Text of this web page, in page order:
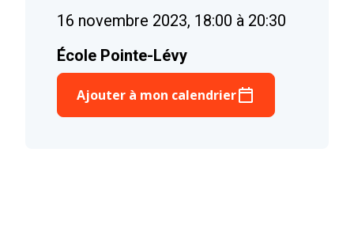
16 novembre 2023, 18:00 à 20:30
École Pointe-Lévy
Ajouter à mon calendrier